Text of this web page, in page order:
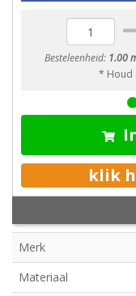
Besteleenheid: 1.00
* Houd
klik
Merk
Materiaal